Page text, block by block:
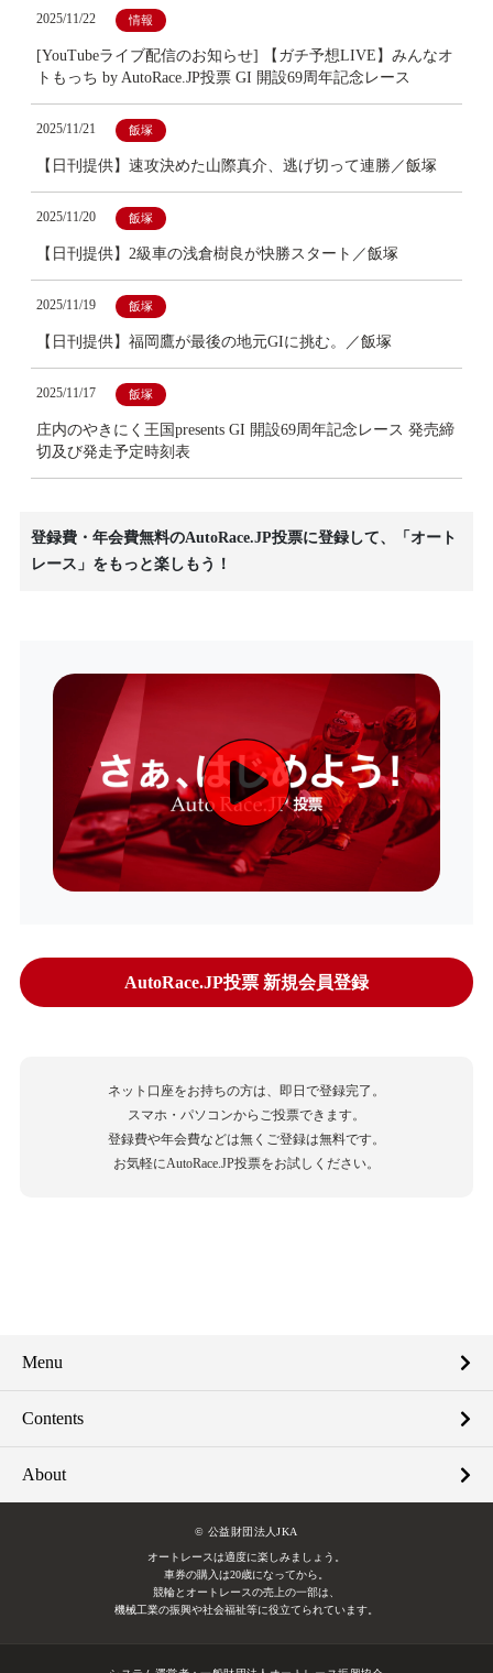
2025/11/22 情報
[YouTubeライブ配信のお知らせ] 【ガチ予想LIVE】みんなオ
トもっち by AutoRace.JP投票 GI 開設69周年記念レース
2025/11/21 飯塚
【日刊提供】速攻決めた山際真介、逃げ切って連勝／飯塚
2025/11/20 飯塚
【日刊提供】2級車の浅倉樹良が快勝スタート／飯塚
2025/11/19 飯塚
【日刊提供】福岡鷹が最後の地元GIに挑む。／飯塚
2025/11/17 飯塚
庄内のやきにく王国presents GI 開設69周年記念レース 発売締
切及び発走予定時刻表
登録費・年会費無料のAutoRace.JP投票に登録して、「オート
レース」をもっと楽しもう！
AutoRace.JP投票 新規会員登録
ネット口座をお持ちの方は、即日で登録完了。
スマホ・パソコンからご投票できます。
登録費や年会費などは無くご登録は無料です。
お気軽にAutoRace.JP投票をお試しください。
Menu
Contents
About
© 公益財団法人JKA
オートレースは適度に楽しみましょう。
車券の購入は20歳になってから。
競輪とオートレースの売上の一部は、
機械工業の振興や社会福祉等に役立てられています。